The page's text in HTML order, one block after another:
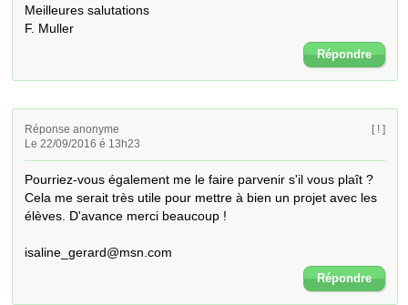
Meilleures salutations
F. Muller
Répondre
Réponse anonyme
Le 22/09/2016 é 13h23
[ ! ]
Pourriez-vous également me le faire parvenir s'il vous plaît ?
Cela me serait très utile pour mettre à bien un projet avec les
élèves. D'avance merci beaucoup !
isaline_gerard@msn.com
Répondre